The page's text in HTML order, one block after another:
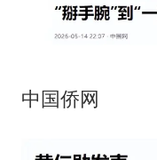
中国侨网